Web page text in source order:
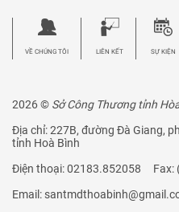
2026 © Sở Công Thương tỉnh
Địa chỉ: 227B, đường Đà Giang,
tỉnh Hoà Bình
Điện thoại: 02183.852058 Fax:
Email:
VỀ CHÚNG TÔI LIÊN KẾT SỰ KIỆN